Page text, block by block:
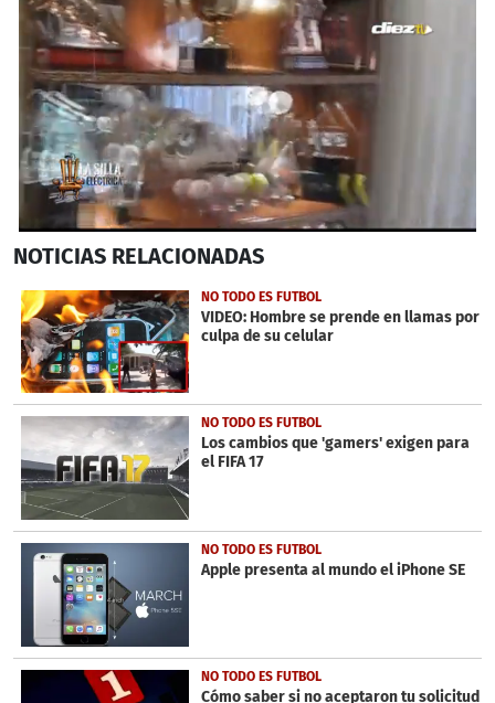
seconds
3
minutes,
10
seconds
NOTICIAS RELACIONADAS
NO TODO ES FUTBOL
VIDEO: Hombre se prende en llamas por
culpa de su celular
NO TODO ES FUTBOL
Los cambios que 'gamers' exigen para
el FIFA 17
NO TODO ES FUTBOL
Apple presenta al mundo el iPhone SE
NO TODO ES FUTBOL
Cómo saber si no aceptaron tu solicitud